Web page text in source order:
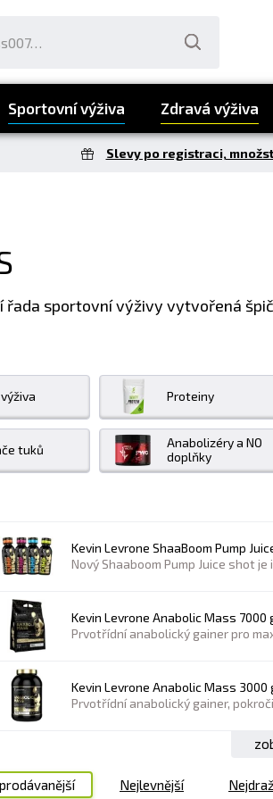
Sportovní výživa Zdravá výživa
Slevy po registraci,
řada sportovní výživy vytvořená
Proteiny
tuků
Anabolizéry a NO
doplňky
Kevin Levrone ShaaBoom Pump
Nový Shaaboom Pump Juice shot je
Kevin Levrone Anabolic Mass 7000
Prvotřídní anabolický gainer pro
Kevin Levrone Anabolic Mass 3000
Prvotřídní anabolický gainer,
Nejlevnější